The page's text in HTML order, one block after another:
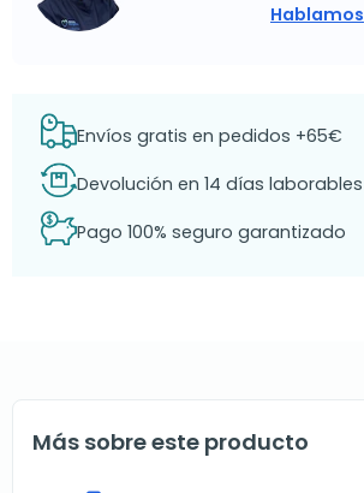
Hablamos
Envíos gratis en pedidos +65€
Devolución en 14 días laborables
Pago 100% seguro garantizado
Más sobre este producto